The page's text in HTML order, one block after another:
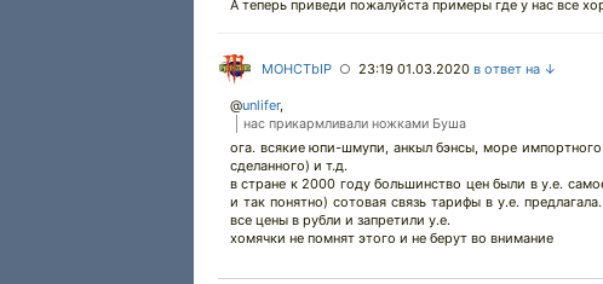
А теперь приведи пожалуйста примеры где у нас все
MOHCTbIP ○ 23:19 01.03.2020 в ответ на ↓
@unlifer,
нас прикармливали ножками Буша
ога. всякие юпи-шмупи, анкыл бэнсы, море
сделанного) и т.д.
в стране к 2000 году большинство цен были в у.е.
и так понятно) сотовая связь тарифы в у.е.
все цены в рубли и запретили у.е.
хомячки не помнят этого и не берут во внимание